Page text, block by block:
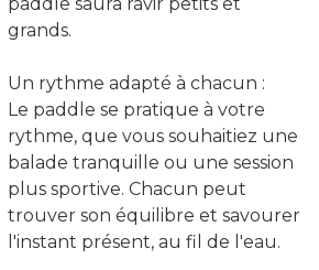
grands.
Un rythme adapté à chacun :
Le paddle se pratique à votre
rythme, que vous souhaitiez une
balade tranquille ou une session
plus sportive. Chacun peut
trouver son équilibre et savourer
l'instant présent, au fil de l'eau.